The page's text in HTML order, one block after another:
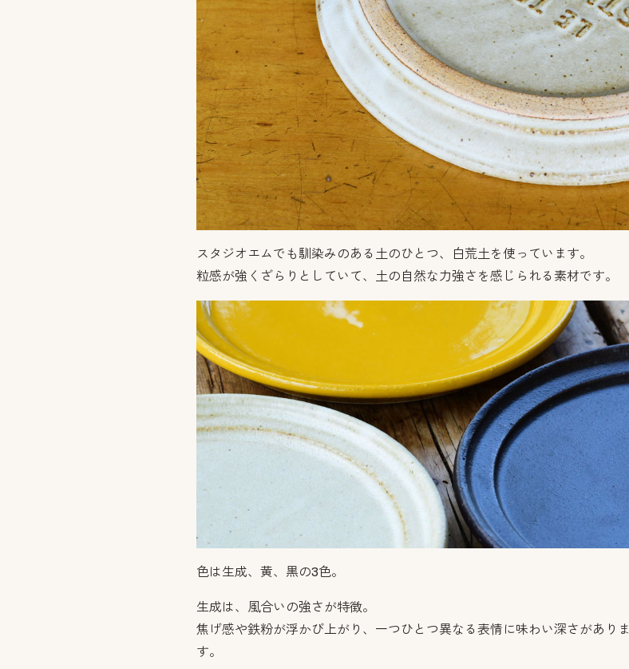
スタジオエムでも馴染みのある土のひとつ、白荒土を使っています。
粒感が強くざらりとしていて、土の自然な力強さを感じられる素材です。
色は生成、黄、黒の3色。
生成は、風合いの強さが特徴。
焦げ感や鉄粉が浮かび上がり、一つひとつ異なる表情に味わい深さがありま
す。